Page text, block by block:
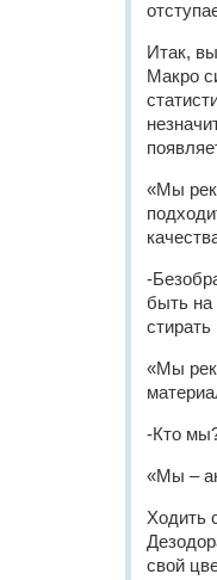
Итак,
Макро
«Мы
-
быть на
«Мы
-Кто
«Мы –
Ходить
свой